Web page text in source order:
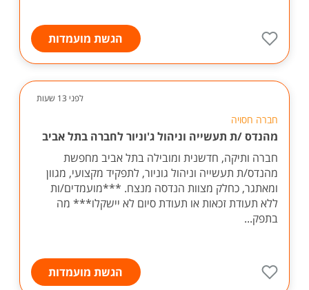
הגשת מועמדות
לפני 13 שעות
חברה חסויה
מהנדס /ת תעשייה וניהול ג'וניור לחברה בתל אביב
חברה ותיקה, חדשנית ומובילה בתל אביב מחפשת
מהנדס/ת תעשייה וניהול גוניור, לתפקיד מקצועי, מגוון
ומאתגר, כחלק מצוות הנדסה מנצח. ***מועמדים/ות
ללא תעודת זכאות או תעודת סיום לא יישקלו*** מה
בתפק...
הגשת מועמדות